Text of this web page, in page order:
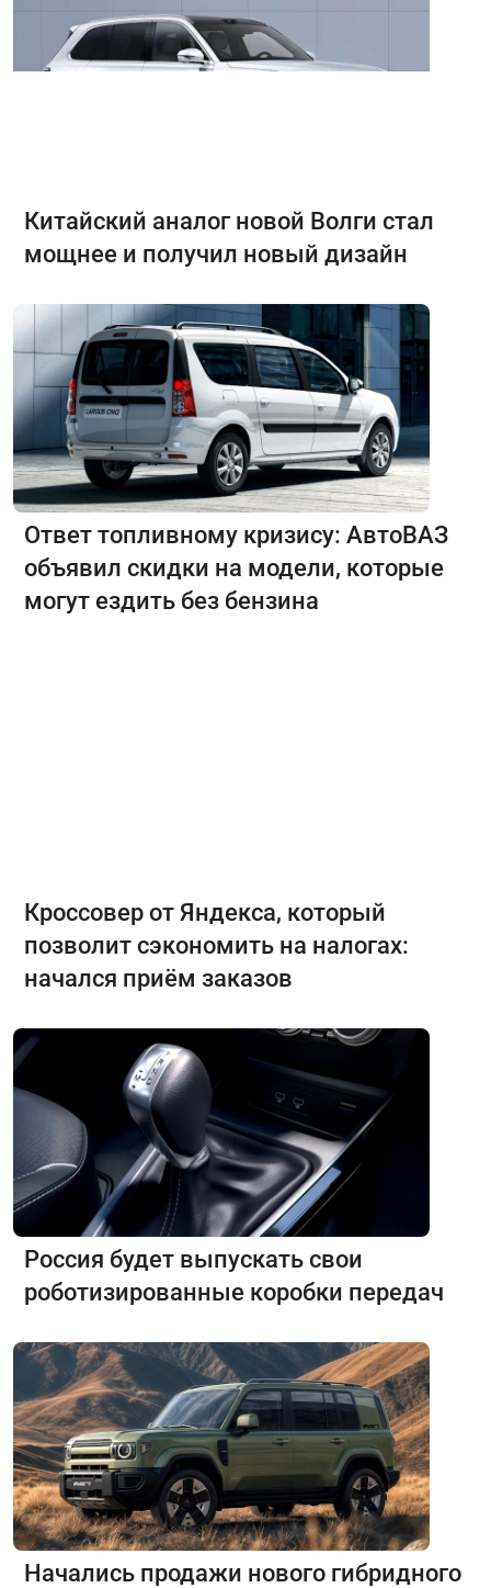
Китайский аналог новой Волги стал
мощнее и получил новый дизайн
Ответ топливному кризису: АвтоВАЗ
объявил скидки на модели, которые
могут ездить без бензина
Кроссовер от Яндекса, который
позволит сэкономить на налогах:
начался приём заказов
Россия будет выпускать свои
роботизированные коробки передач
Начались продажи нового гибридного